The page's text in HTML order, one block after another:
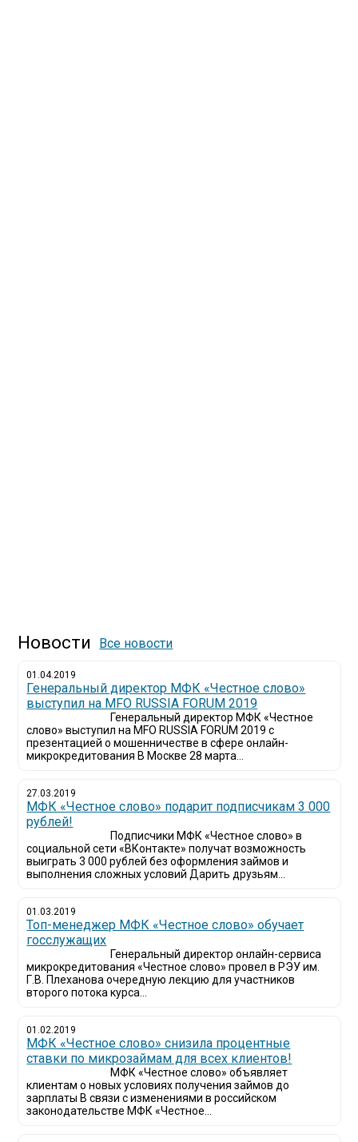
Новости Все новости
01.04.2019
Генеральный директор МФК «Честное слово»
выступил на MFO RUSSIA FORUM 2019
Генеральный директор МФК «Честное
слово» выступил на MFO RUSSIA FORUM 2019 с
презентацией о мошенничестве в сфере онлайн-
микрокредитования В Москве 28 марта...
27.03.2019
МФК «Честное слово» подарит подписчикам 3 000
рублей!
Подписчики МФК «Честное слово» в
социальной сети «ВКонтакте» получат возможность
выиграть 3 000 рублей без оформления займов и
выполнения сложных условий Дарить друзьям...
01.03.2019
Топ-менеджер МФК «Честное слово» обучает
госслужащих
Генеральный директор онлайн-сервиса
микрокредитования «Честное слово» провел в РЭУ им.
Г.В. Плеханова очередную лекцию для участников
второго потока курса...
01.02.2019
МФК «Честное слово» снизила процентные
ставки по микрозаймам для всех клиентов!
МФК «Честное слово» объявляет
клиентам о новых условиях получения займов до
зарплаты В связи с изменениями в российском
законодательстве МФК «Честное...